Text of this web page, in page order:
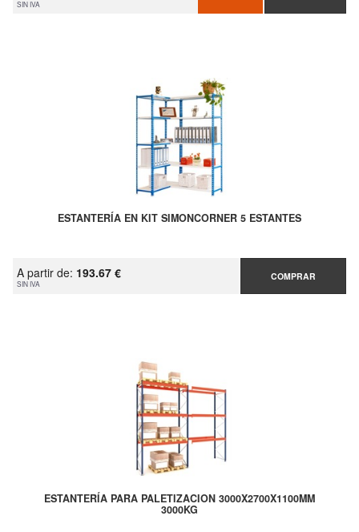
SIN IVA
ESTANTERÍA EN KIT SIMONCORNER 5 ESTANTES
A partir de: 193.67 €
SIN IVA
COMPRAR
ESTANTERÍA PARA PALETIZACION 3000X2700X1100MM
3000KG